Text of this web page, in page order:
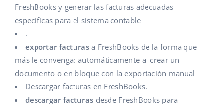
Contáctanos
polski
română
中文
FreshBooks y generar las facturas adecuadas
específicas para el sistema contable
.
exportar facturasa FreshBooks de la forma que
más le convenga: automáticamente al crear un
documento o en bloque con la exportación manual
Descargar facturas en FreshBooks.
descargar facturas desde FreshBooks para